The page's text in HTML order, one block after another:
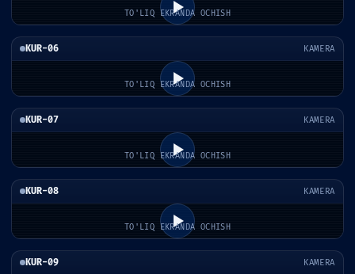
TO'LIQ EKRANDA OCHISH
KUR-06 KAMERA
TO'LIQ EKRANDA OCHISH
KUR-07 KAMERA
TO'LIQ EKRANDA OCHISH
KUR-08 KAMERA
TO'LIQ EKRANDA OCHISH
KUR-09 KAMERA